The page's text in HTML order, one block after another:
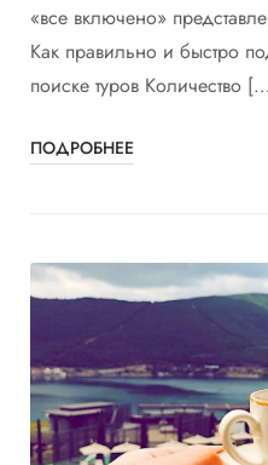
«все включено»
Как правильно и быстро
поиске туров Количество
ПОДРОБНЕЕ